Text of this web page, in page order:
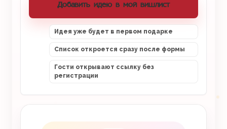
Добавить идею в мой вишлист
Идея уже будет в первом подарке
Список откроется сразу после формы
Гости открывают ссылку без
регистрации